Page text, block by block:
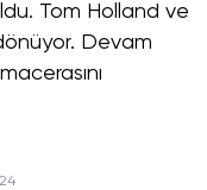
Tom Holland ve
Devam